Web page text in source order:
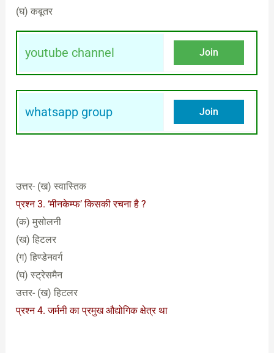
(घ) कबूतर
youtube channel Join
whatsapp group Join
उत्तर- (ख) स्वास्तिक
प्रश्न 3. ‘मीनकेम्फ’ किसकी रचना है ?
(क) मुसोलनी
(ख) हिटलर
(ग) हिण्डेनवर्ग
(घ) स्ट्रेसमैन
उत्तर- (ख) हिटलर
प्रश्न 4. जर्मनी का प्रमुख औद्योगिक क्षेत्र था